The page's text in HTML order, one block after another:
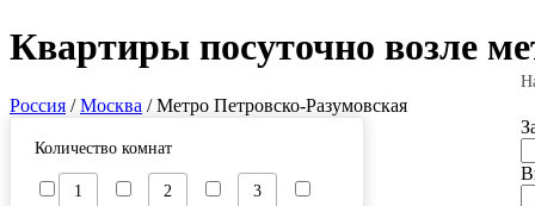
Квартиры посуточно возле
Россия /Москва /Метро Петровско-Разумовская
Количество комнат
1 2 3